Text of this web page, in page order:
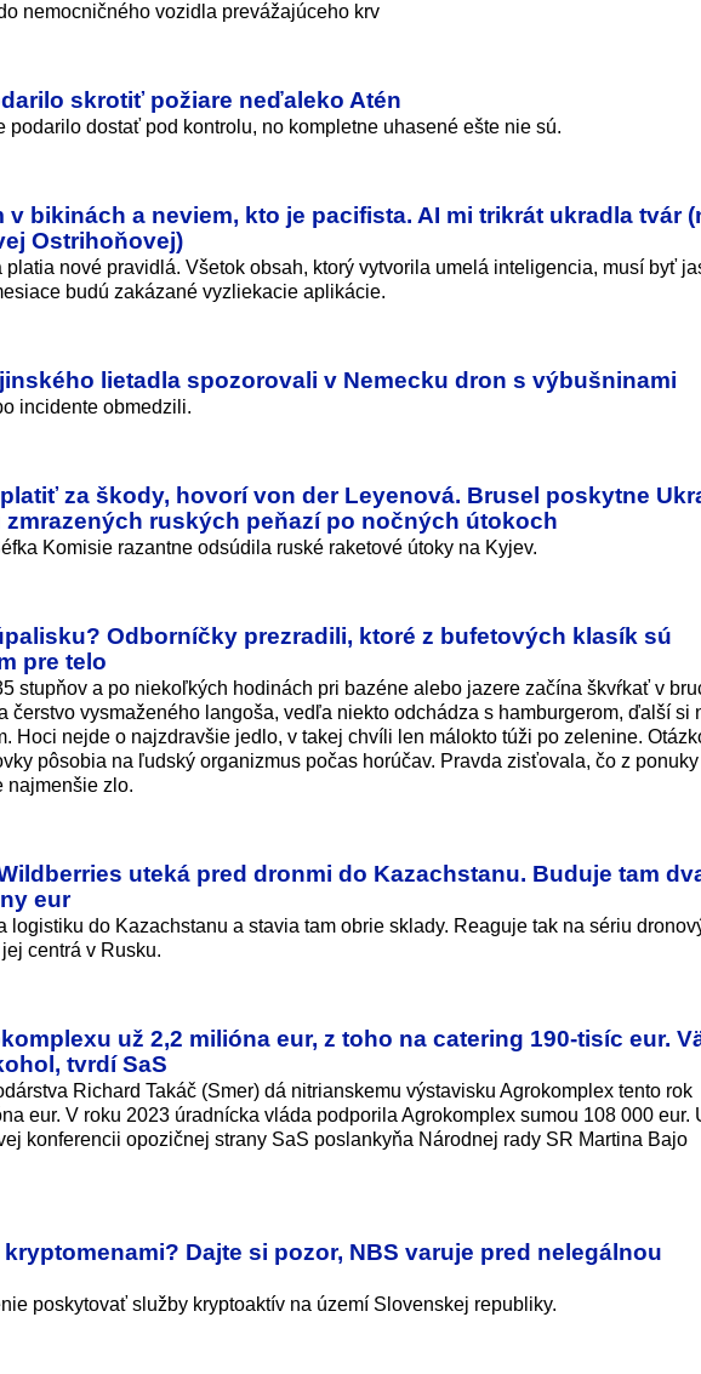
nemocničného vozidla prevážajúceho krv
skrotiť požiare neďaleko Atén
podarilo dostať pod kontrolu, no kompletne uhasené ešte nie sú.
v bikinách a neviem, kto je pacifista. AI mi trikrát ukradla tvár
Ostrihoňovej)
platia nové pravidlá. Všetok obsah, ktorý vytvorila umelá inteligencia, musí byť
budú zakázané vyzliekacie aplikácie.
lietadla spozorovali v Nemecku dron s výbušninami
incidente obmedzili.
za škody, hovorí von der Leyenová. Brusel poskytne
ruských peňazí po nočných útokoch
Komisie razantne odsúdila ruské raketové útoky na Kyjev.
Odborníčky prezradili, ktoré z bufetových klasík sú
pre telo
stupňov a po niekoľkých hodinách pri bazéne alebo jazere začína škvŕkať v
čerstvo vysmaženého langoša, vedľa niekto odchádza s hamburgerom, ďalší si
Hoci nejde o najzdravšie jedlo, v takej chvíli len málokto túži po zelenine.
pôsobia na ľudský organizmus počas horúčav. Pravda zisťovala, čo z
najmenšie zlo.
uteká pred dronmi do Kazachstanu. Buduje tam
eur
logistiku do Kazachstanu a stavia tam obrie sklady. Reaguje tak na sériu
centrá v Rusku.
už 2,2 milióna eur, z toho na catering 190-tisíc eur.
tvrdí SaS
Richard Takáč (Smer) dá nitrianskemu výstavisku Agrokomplex tento rok
eur. V roku 2023 úradnícka vláda podporila Agrokomplex sumou 108 000 eur.
konferencii opozičnej strany SaS poslankyňa Národnej rady SR Martina Bajo
Dajte si pozor, NBS varuje pred nelegálnou
poskytovať služby kryptoaktív na území Slovenskej republiky.